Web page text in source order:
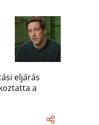
eljárás
a